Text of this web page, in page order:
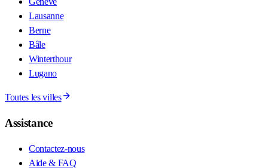
Lausanne
Berne
Bâle
Winterthour
Lugano
Toutes les villes
Assistance
Contactez-nous
Aide & FAQ